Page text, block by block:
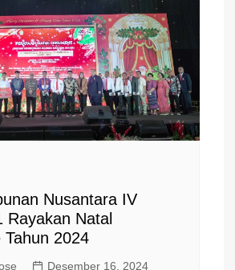
Nusantara IV
Rayakan Natal
Tahun 2024
Desember 16, 2024